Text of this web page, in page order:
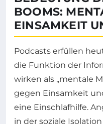
BOOMS:
EINSAMKEIT
Podcasts erfüllen
die Funktion der
wirken als „mentale
gegen Einsamkeit
eine Einschlafhilfe.
in der soziale